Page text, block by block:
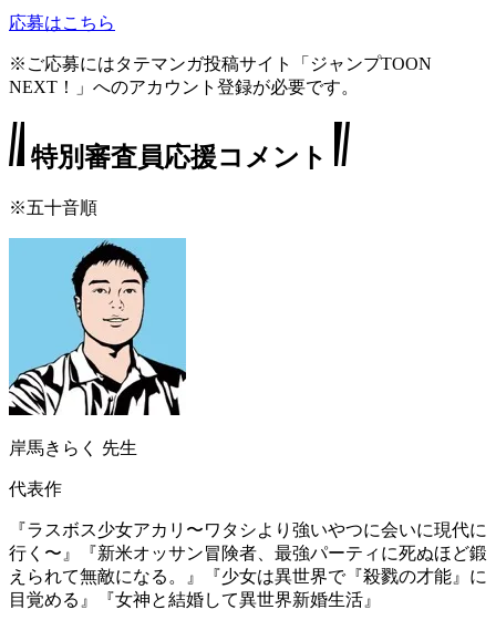
応募はこちら
※ご応募にはタテマンガ投稿サイト「ジャンプTOON
NEXT！」へのアカウント登録が必要です。
特別審査員応援コメント
※五十音順
岸馬きらく 先生
代表作
『ラスボス少女アカリ〜ワタシより強いやつに会いに現代に
行く〜』
『新米オッサン冒険者、最強パーティに死ぬほど鍛
えられて無敵になる。』
『少女は異世界で『殺戮の才能』に
目覚める』
『女神と結婚して異世界新婚生活』